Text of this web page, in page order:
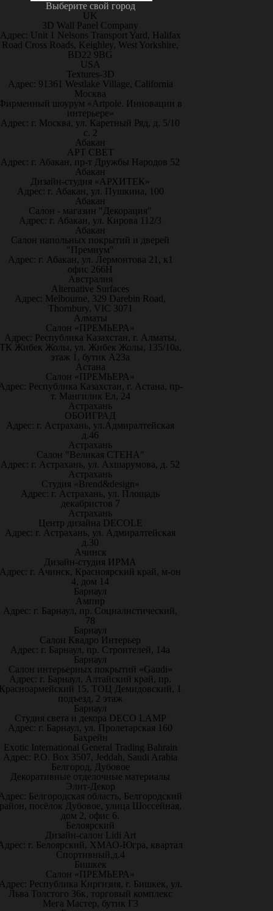
Выберите свой город
UK
3D Wall Panel Company
Адрес: Unit 1 Nelsons Transport Yard, Halifax
Road Cross Roads, Keighley, West Yorkshire,
BD22 9BG
USA
Textures-3D
Адрес: 91361 Westlake Village, California
Москва
шоурум «Artpole. Инновации в
интерьере»
Адрес: г. Москва, ул. Каретный Ряд, д. 5/10
с. 2
Абакан
АРТ СВЕТ
Адрес: г. Абакан, пр-т Дружбы Народов 52
Абакан
Дизайн-студия «АРХИТЕК»
Адрес: г. Абакан, ул. Пушкина, 100
Абакан
Салон - магазин "Декорация"
Адрес: г. Абакан, ул. Кирова 112/3
Абакан
Салон напольных покрытий и дверей
"Премиум"
Адрес: г. Абакан, ул. Лермонтова 21, к1
офис 266Н
Австралия
Alternative Surfaces
Адрес: Melbourne, 329 Darebin Road,
Thornbury, VIC 3071
Алматы
Салон «ПРЕМЬЕРА»
Адрес: Республика Казахстан, г. Алматы,
Жибек Жолы, ул. Жибек Жолы, 135/10а,
этаж 1, бутик А23а
Астана
Салон «ПРЕМЬЕРА»
Республика Казахстан, г. Астана, пр-
т. Мангилик Ел, 24
Астрахань
ОБОИГРАД
Адрес: г. Астрахань, ул.Адмиралтейская
д.46
Астрахань
Салон "Великая СТЕНА"
Адрес: г. Астрахань, ул. Ахшарумова, д. 52
Астрахань
Студия «Brend&design»
Адрес: г. Астрахань, ул. Площадь
декабристов 7
Астрахань
Центр дизайна DECOLE
Адрес: г. Астрахань, ул. Адмиралтейская
д.30
Ачинск
Дизайн-студия ИРМА
Адрес: г. Ачинск, Красноярский край, м-он
4, дом 14
Барнаул
Ампир
Адрес: г. Барнаул, пр. Социалистический,
78
Барнаул
Салон Квадро Интерьер
Адрес: г. Барнаул, пр. Строителей, 14а
Барнаул
Салон интерьерных покрытий «Gaudi»
Адрес: г. Барнаул, Алтайский край, пр.
15, ТОЦ Демидовский, 1
подъезд, 2 этаж
Барнаул
Студия света и декора DECO LAMP
Адрес: г. Барнаул, ул. Пролетарская 160
Бахрейн
Exotic International General Trading Bahrain
Адрес: P.O. Box 3507, Jeddah, Saudi Arabia
Белгород, Дубовое
Декоративные отделочные материалы
Элит-Декор
Белгородская область, Белгородский
посёлок Дубовое, улица Шоссейная,
дом 2, офис 6.
Белоярский
Дизайн-салон Lidi Art
г. Белоярский, ХМАО-Югра, квартал
Спортивный,д.4
Бишкек
Салон «ПРЕМЬЕРА»
Республика Киргизия, г. Бишкек, ул.
Льва Толстого 36к, торговый комплекс
Мега Мастер, бутик Г3